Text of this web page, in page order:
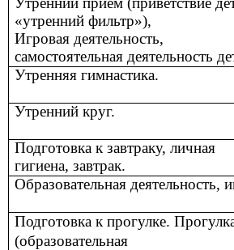
«утренний фильтр»),
Игровая деятельность,
самостоятельная деятельность
Утренняя гимнастика.
Утренний круг.
Подготовка к завтраку, личная
гигиена, завтрак.
Образовательная деятельность,
Подготовка к прогулке.
(образовательная